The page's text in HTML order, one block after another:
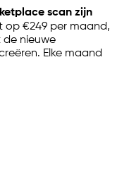
scan zijn
op €249 per maand,
de nieuwe
Elke maand